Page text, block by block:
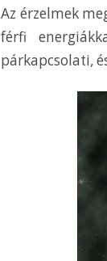
Az érzelmek
férfi
párkapcsolati,